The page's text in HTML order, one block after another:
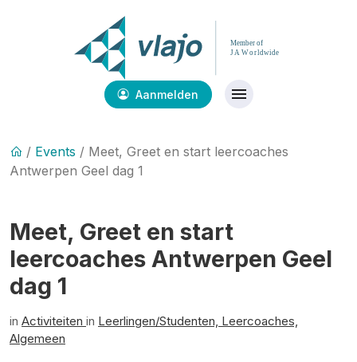
Aanmelden
/ Events / Meet, Greet en start leercoaches
Antwerpen Geel dag 1
Meet, Greet en start
leercoaches Antwerpen Geel
dag 1
in Activiteiten in Leerlingen/Studenten, Leercoaches,
Algemeen